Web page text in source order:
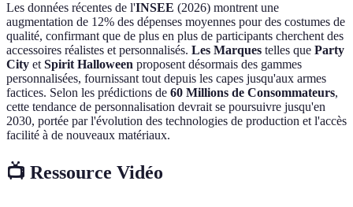
Les données récentes de l'INSEE (2026) montrent une
augmentation de 12% des dépenses moyennes pour des costumes de
qualité, confirmant que de plus en plus de participants cherchent des
accessoires réalistes et personnalisés. Les Marques telles que Party
City et Spirit Halloween proposent désormais des gammes
personnalisées, fournissant tout depuis les capes jusqu'aux armes
factices. Selon les prédictions de 60 Millions de Consommateurs,
cette tendance de personnalisation devrait se poursuivre jusqu'en
2030, portée par l'évolution des technologies de production et l'accès
facilité à de nouveaux matériaux.
📺 Ressource Vidéo